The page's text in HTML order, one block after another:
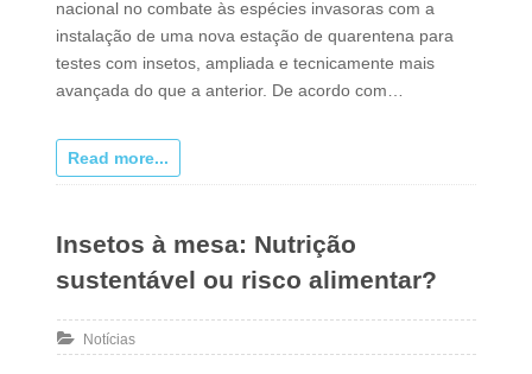
nacional no combate às espécies invasoras com a
instalação de uma nova estação de quarentena para
testes com insetos, ampliada e tecnicamente mais
avançada do que a anterior. De acordo com…
Read more...
Insetos à mesa: Nutrição
sustentável ou risco alimentar?
Notícias